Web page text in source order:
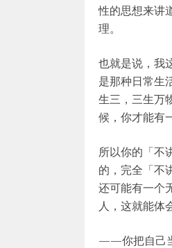
性的思想来讲
理。
也就是说，我
是那种日常生
生三，三生万
候，你才能有
所以你的「不
的，完全「不
还可能有一个
人，这就能体
——你把自己当